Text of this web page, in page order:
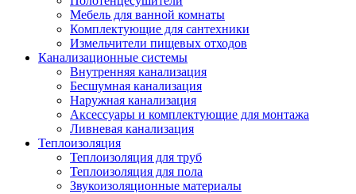
Мебель для ванной комнаты
Комплектующие для сантехники
Измельчители пищевых отходов
Канализационные системы
Внутренняя канализация
Бесшумная канализация
Наружная канализация
Аксессуары и комплектующие для монтажа
Ливневая канализация
Теплоизоляция
Теплоизоляция для труб
Теплоизоляция для пола
Звукоизоляционные материалы